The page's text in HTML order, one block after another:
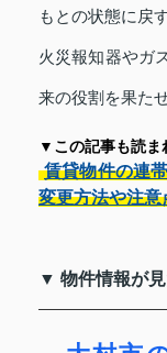
もとの状態に戻
火災報知器やガ
来の役割を果た
▼この記事も読ま
賃貸物件の連
変更方法や注意
▼ 物件情報が